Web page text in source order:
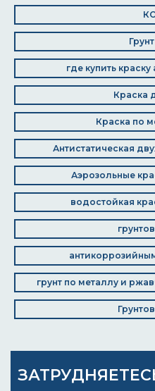
где купить
Краска
Краска по
Антистатическая
Аэрозольные
водостойкая
грунт по металлу и